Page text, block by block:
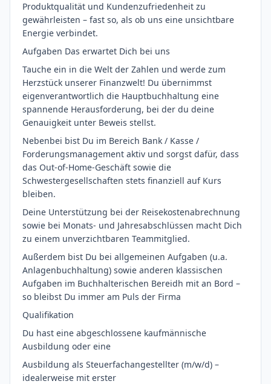
Produktqualität und Kundenzufriedenheit zu
gewährleisten – fast so, als ob uns eine unsichtbare
Energie verbindet.
Aufgaben Das erwartet Dich bei uns
Tauche ein in die Welt der Zahlen und werde zum
Herzstück unserer Finanzwelt! Du übernimmst
eigenverantwortlich die Hauptbuchhaltung eine
spannende Herausforderung, bei der du deine
Genauigkeit unter Beweis stellst.
Nebenbei bist Du im Bereich Bank / Kasse /
Forderungsmanagement aktiv und sorgst dafür, dass
das Out-of-Home-Geschäft sowie die
Schwestergesellschaften stets finanziell auf Kurs
bleiben.
Deine Unterstützung bei der Reisekostenabrechnung
sowie bei Monats- und Jahresabschlüssen macht Dich
zu einem unverzichtbaren Teammitglied.
Außerdem bist Du bei allgemeinen Aufgaben (u.a.
Anlagenbuchhaltung) sowie anderen klassischen
Aufgaben im Buchhalterischen Bereidh mit an Bord –
so bleibst Du immer am Puls der Firma
Qualifikation
Du hast eine abgeschlossene kaufmännische
Ausbildung oder eine
Ausbildung als Steuerfachangestellter (m/w/d) –
idealerweise mit erster